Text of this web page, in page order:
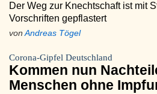
Der Weg zur Knechtschaft ist mit
Vorschriften gepflastert
von Andreas Tögel
Corona-Gipfel Deutschland
Kommen nun
Menschen ohne